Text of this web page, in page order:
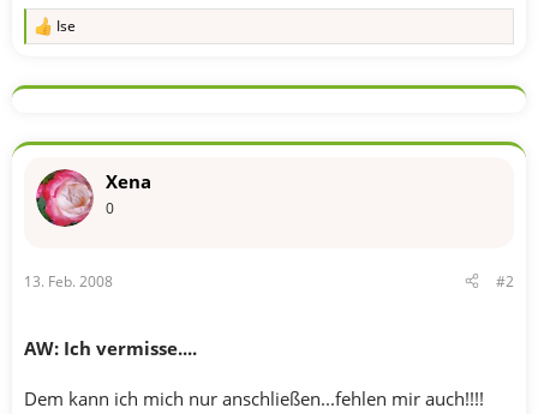
R
k
o
e
n
Ise
Xena
0
13. Feb. 2008 #2
AW: Ich vermisse....
Dem kann ich mich nur anschließen...fehlen mir auch!!!!